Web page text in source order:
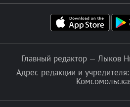
Главный редактор — Лыков
Адрес редакции и